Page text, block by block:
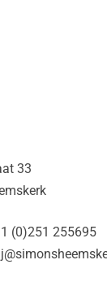
33
(0)251 255695